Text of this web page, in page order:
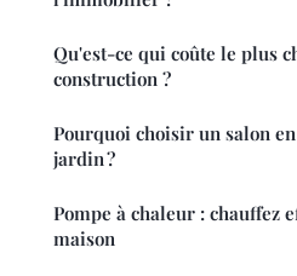
Qu'est-ce qui coûte le plus
construction ?
Pourquoi choisir un salon
jardin ?
Pompe à chaleur : chauffez
maison